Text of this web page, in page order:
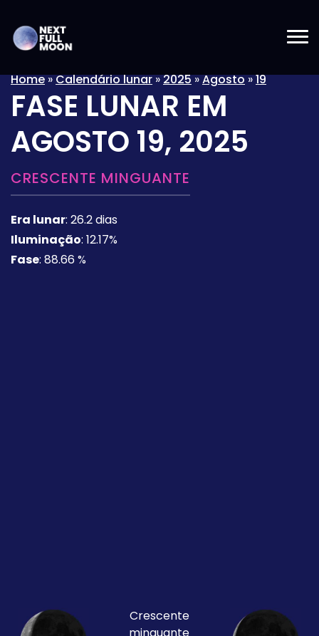
Home»Calendário lunar»2025»Agosto»19
FASE LUNAR EM
AGOSTO 19, 2025
CRESCENTE MINGUANTE
Era lunar: 26.2 dias
Iluminação: 12.17%
Fase: 88.66 %
Crescente